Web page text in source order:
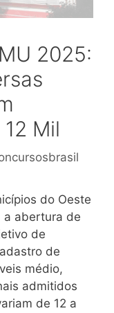
2025:
Mil
do Oeste
a abertura de
de
de
médio,
admitidos
de 12 a